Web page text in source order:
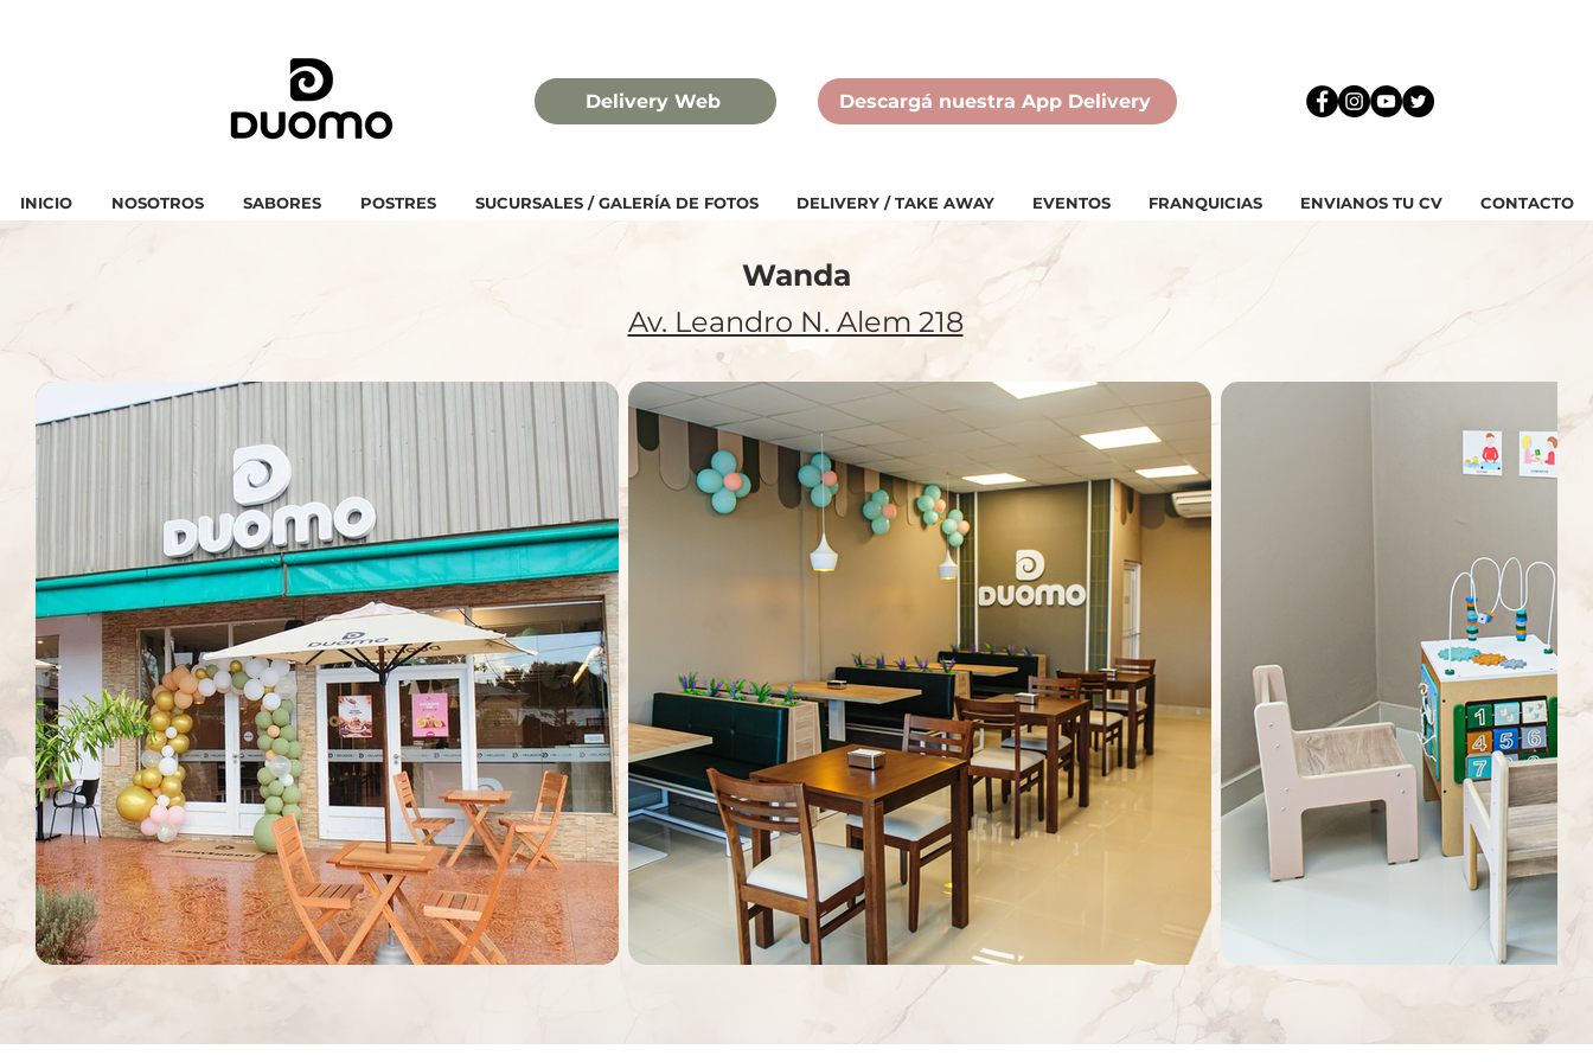
Delivery Web Descargá nuestra App Delivery
INICIO NOSOTROS SABORES POSTRES SUCURSALES / GALERÍA DE FOTOS DELIVERY / TAKE AWAY EVENTOS FRANQUICIAS ENVIANOS TU CV CONTACTO
Wanda
Av. Leandro N. Alem 218